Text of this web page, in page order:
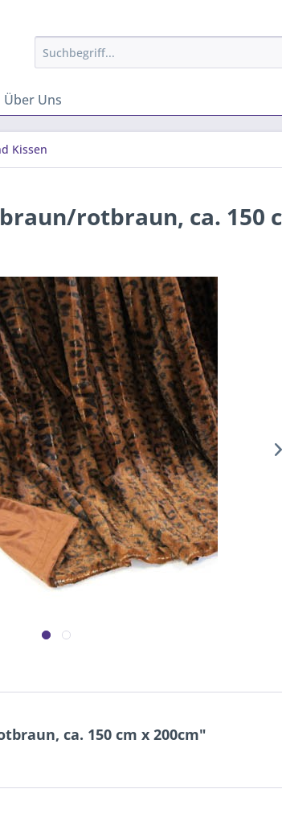
Über Uns
Kissen
rotbraun, ca. 150
ca. 150 cm x 200cm"